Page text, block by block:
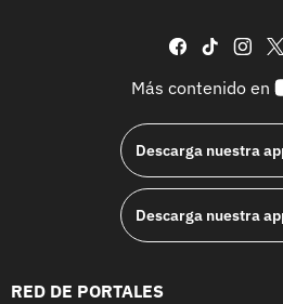
facebook
tiktok
Más contenido en
Descarga nuestra
Descarga nuestra
RED DE PORTALES